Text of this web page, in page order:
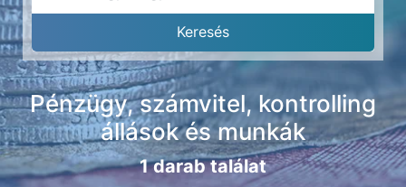
Pénzügy, számvitel, kontrolling
állások és munkák
1 darab találat